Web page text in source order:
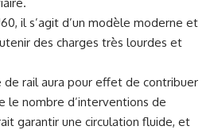
il s’agit d’un modèle moderne et
des charges très lourdes et
de rail aura pour effet de contribuer
le nombre d’interventions de
garantir une circulation fluide, et